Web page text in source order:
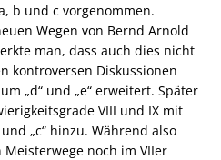
b und c vorgenommen.
Wegen von Bernd Arnold
man, dass auch dies nicht
kontroversen Diskussionen
„d“ und „e“ erweitert. Später
VIII und IX mit
„c“ hinzu. Während also
noch im VIIer